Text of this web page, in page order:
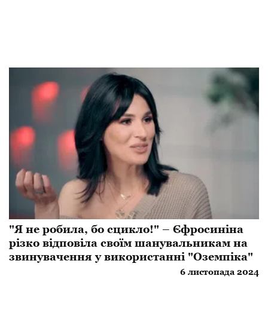
"Я не робила, бо сцикло!" – Єфросиніна
різко відповіла своїм шанувальникам на
звинувачення у використанні "Оземпіка"
6 листопада 2024